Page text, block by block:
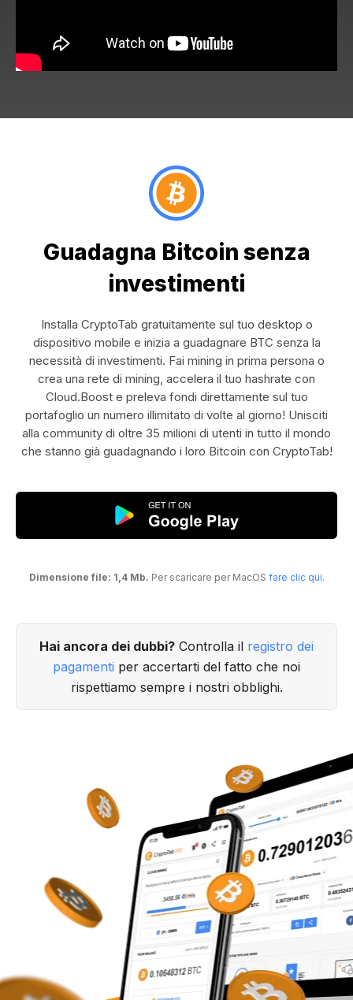
Guadagna Bitcoin senza
investimenti
Installa CryptoTab gratuitamente sul tuo desktop o
dispositivo mobile e inizia a guadagnare BTC senza la
necessità di investimenti. Fai mining in prima persona o
crea una rete di mining, accelera il tuo hashrate con
Cloud.Boost e preleva fondi direttamente sul tuo
portafoglio un numero illimitato di volte al giorno! Unisciti
alla community di oltre 35 milioni di utenti in tutto il mondo
che stanno già guadagnando i loro Bitcoin con CryptoTab!
Dimensione file: 1,4 Mb. Per scaricare per MacOS fare clic qui.
Hai ancora dei dubbi? Controlla il registro dei
pagamenti per accertarti del fatto che noi
rispettiamo sempre i nostri obblighi.